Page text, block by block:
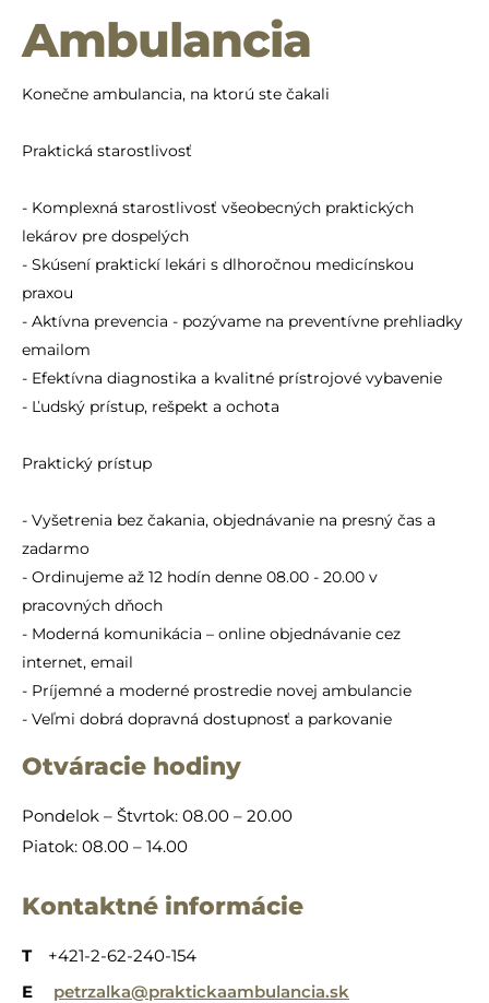
Ambulancia
Konečne ambulancia, na ktorú ste čakali
Praktická starostlivosť
- Komplexná starostlivosť všeobecných praktických
lekárov pre dospelých
- Skúsení praktickí lekári s dlhoročnou medicínskou
praxou
- Aktívna prevencia - pozývame na preventívne prehliadky
emailom
- Efektívna diagnostika a kvalitné prístrojové vybavenie
- Ľudský prístup, rešpekt a ochota
Praktický prístup
- Vyšetrenia bez čakania, objednávanie na presný čas a
zadarmo
- Ordinujeme až 12 hodín denne 08.00 - 20.00 v
pracovných dňoch
- Moderná komunikácia – online objednávanie cez
internet, email
- Príjemné a moderné prostredie novej ambulancie
- Veľmi dobrá dopravná dostupnosť a parkovanie
Otváracie hodiny
Pondelok – Štvrtok: 08.00 – 20.00
Piatok: 08.00 – 14.00
Kontaktné informácie
T
+421-2-62-240-154
E
petrzalka@praktickaambulancia.sk